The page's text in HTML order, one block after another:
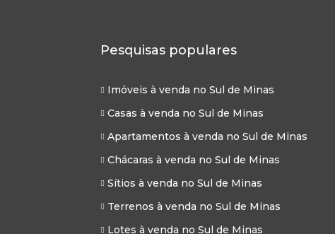
Pesquisas populares
Imóveis à venda no Sul de Minas
Casas à venda no Sul de Minas
Apartamentos à venda no Sul de Minas
Chácaras à venda no Sul de Minas
Sítios à venda no Sul de Minas
Terrenos à venda no Sul de Minas
Lotes à venda no Sul de Minas